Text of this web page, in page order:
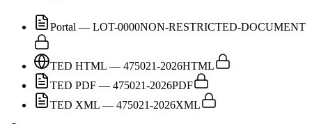
Portal — LOT-0000NON-RESTRICTED-DOCUMENT
TED HTML — 475021-2026HTML
TED PDF — 475021-2026PDF
TED XML — 475021-2026XML